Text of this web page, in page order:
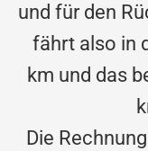
und für den
fährt also in
km und das
Die